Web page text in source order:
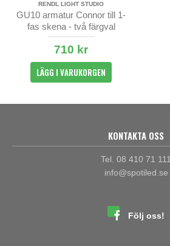
RENDL LIGHT STUDIO
GU10 armatur Connor till 1-
fas skena - två färgval
710 kr
LÄGG I VARUKORGEN
KONTAKTA OSS
Tel. 08 410 71 111
info@spotiled.se
Följ oss!